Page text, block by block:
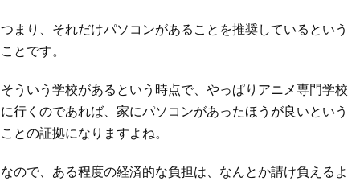
つまり、それだけパソコンがあることを推奨しているという
ことです。
そういう学校があるという時点で、やっぱりアニメ専門学校
に行くのであれば、家にパソコンがあったほうが良いという
ことの証拠になりますよね。
なので、ある程度の経済的な負担は、なんとか請け負えるよ